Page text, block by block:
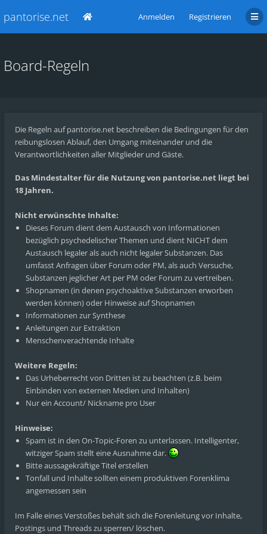
pantorise.net Anmelden Registrieren
Board-Regeln
Die Regeln auf pantorise.net beschreiben die Bedingungen für den
reibungslosen Ablauf, den Umgang miteinander und die
Verantwortlichkeiten aller Mitglieder und Gäste.
Das Mindestalter für die Nutzung von pantorise.net liegt bei
18 Jahren.
Nicht erwünschte Inhalte:
Dieses Forum dient dem Austausch von Informationen
bezüglich psychedelischer Themen und dient NICHT dem
Austausch legaler als auch nicht legaler Substanzen. Das
umfasst Anfragen über Forum oder PM, als auch Versuche,
Substanzen jeglicher Art per PM oder Forum zu vertreiben.
Shopnamen (in denen psychoaktive Substanzen erworben
werden können) oder Hinweise auf Shopnamen
Informationen zur Synthese
Anleitungen zur Extraktion
Menschenverachtende Inhalte
Weitere Regeln:
Das Urheberrecht von Dritten ist zu beachten (z.B. beim
Einbinden von externen Medien und Inhalten)
Nur ein Account/ Nickname pro User
Hinweise:
Spam ist in den On-Topic-Foren zu unterlassen. Intelligenter,
witziger Spam stellt eine Ausnahme dar.
Bitte aussagekräftige Titel erstellen
Tonfall und Inhalte sollten einem produktiven Forenklima
angemessen sein
Im Falle eines Verstoßes behält sich die Forenleitung vor Inhalte,
Postings und Threads zu sperren/ löschen.